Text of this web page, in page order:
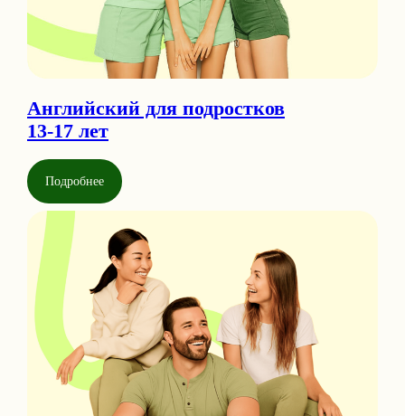
Английский для подростков
13-17 лет
Подробнее